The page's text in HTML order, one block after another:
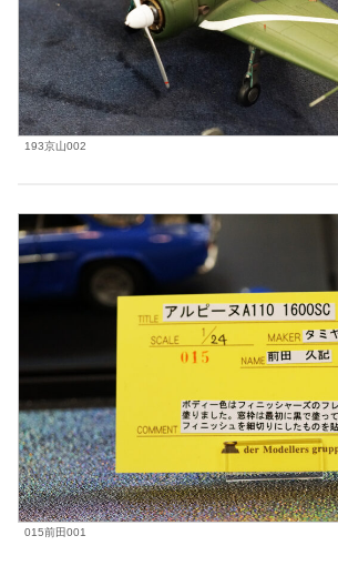
193京山002
015前田001